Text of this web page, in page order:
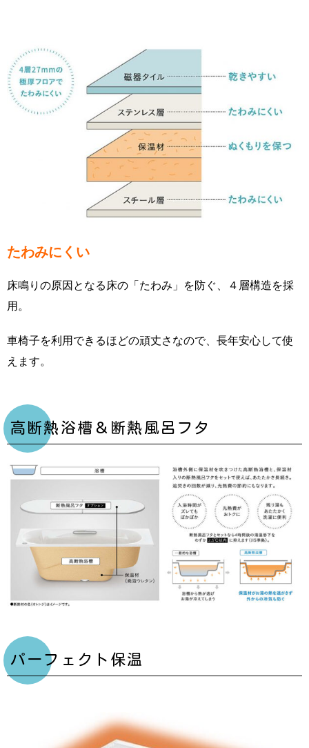
たわみにくい
床鳴りの原因となる床の「たわみ」を防ぐ、４層構造を採
用。
車椅子を利用できるほどの頑丈さなので、長年安心して使
えます。
高断熱浴槽＆断熱風呂フタ
パーフェクト保温